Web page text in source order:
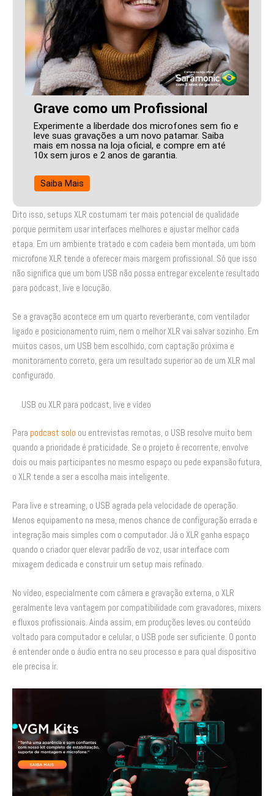
Grave como um Profissional
Experimente a liberdade dos microfones sem fio e
leve suas gravações a um novo patamar. Saiba
mais em nossa na loja oficial, e compre em até
10x sem juros e 2 anos de garantia.
Saiba Mais
Dito isso, setups XLR costumam ter mais potencial de qualidade
porque permitem usar interfaces melhores e ajustar melhor cada
etapa. Em um ambiente tratado e com cadeia bem montada, um bom
microfone XLR tende a oferecer mais margem profissional. Só que isso
não significa que um bom USB não possa entregar excelente resultado
para podcast, live e locução.
Se a gravação acontece em um quarto reverberante, com ventilador
ligado e posicionamento ruim, nem o melhor XLR vai salvar sozinho. Em
muitos casos, um USB bem escolhido, com captação próxima e
monitoramento correto, gera um resultado superior ao de um XLR mal
configurado.
USB ou XLR para podcast, live e vídeo
Para podcast solo ou entrevistas remotas, o USB resolve muito bem
quando a prioridade é praticidade. Se o projeto é recorrente, envolve
dois ou mais participantes no mesmo espaço ou pede expansão futura,
o XLR tende a ser a escolha mais inteligente.
Para live e streaming, o USB agrada pela velocidade de operação.
Menos equipamento na mesa, menos chance de configuração errada e
integração mais simples com o computador. Já o XLR ganha espaço
quando o criador quer elevar padrão de voz, usar interface com
mixagem dedicada e construir um setup mais refinado.
No vídeo, especialmente com câmera e gravação externa, o XLR
geralmente leva vantagem por compatibilidade com gravadores, mixers
e fluxos profissionais. Ainda assim, em produções leves ou conteúdo
voltado para computador e celular, o USB pode ser suficiente. O ponto
é entender onde o áudio entra no seu processo e para qual dispositivo
ele precisa ir.